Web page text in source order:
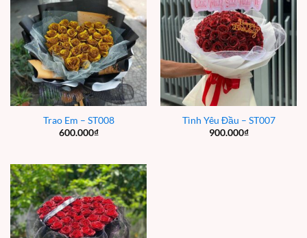
Trao Em – ST008
600.000₫
Tình Yêu Đầu – ST007
900.000₫